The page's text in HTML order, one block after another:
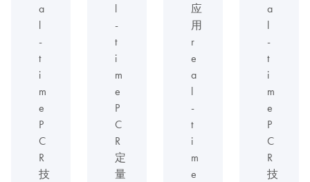
a
l
-
t
i
m
e
P
C
R
技
l
-
t
i
m
e
P
C
R
定
量
应
用
r
e
a
l
-
t
i
m
e
a
l
-
t
i
m
e
P
C
R
技